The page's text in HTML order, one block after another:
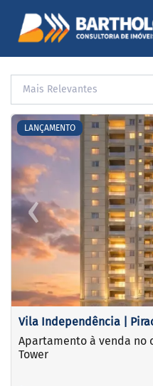
LANÇAMENTO
< <<<
‹Previous
Vila Independência |
Apartamento à venda no
Tower